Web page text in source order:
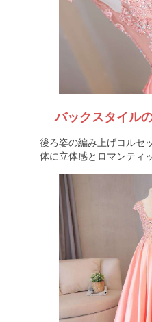
バックスタイル
後ろ姿の編み上げコルセ
体に立体感とロマンティ